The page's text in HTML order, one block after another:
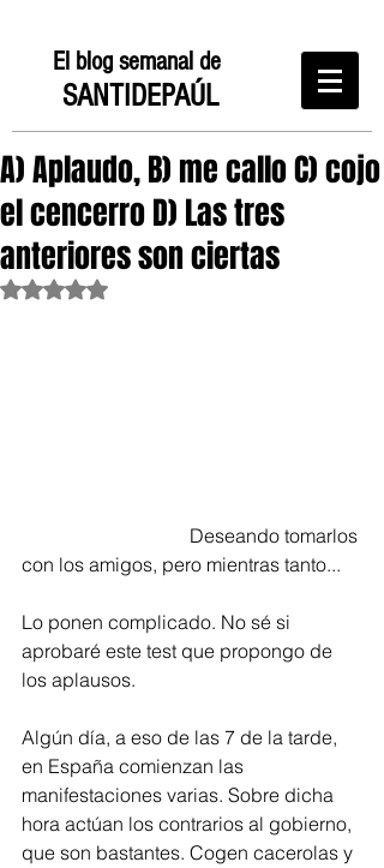
El blog semanal de
SANTIDEPAÚL
A) Aplaudo, B) me callo C) cojo
el cencerro D) Las tres
anteriores son ciertas
Obtuvo NaN de 5 estrellas.
con los amigos, pero mientras tanto...
Lo ponen complicado. No sé si
aprobaré este test que propongo de
los aplausos.
Algún día, a eso de las 7 de la tarde,
en España comienzan las
manifestaciones varias. Sobre dicha
hora actúan los contrarios al gobierno,
que son bastantes. Cogen cacerolas y